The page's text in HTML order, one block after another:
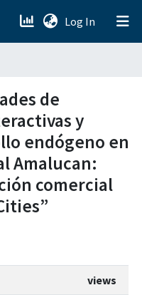
Log In (current)
de
y
endógeno en
Amalucan:
comercial
views